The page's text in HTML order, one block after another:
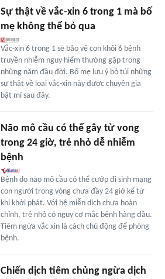
Sự thật về vắc-xin 6 trong 1 mà bố
mẹ không thể bỏ qua
Vắc-xin 6 trong 1 sẽ bảo vệ con khỏi 6 bệnh
truyền nhiễm nguy hiểm thường gặp trong
những năm đầu đời. Bố mẹ lưu ý bỏ túi những
sự thật về loại vắc-xin này được chuyên gia
bật mí sau đây.
Não mô cầu có thể gây tử vong
trong 24 giờ, trẻ nhỏ dễ nhiễm
bệnh
Bệnh do não mô cầu có thể cướp đi sinh mạng
con người trong vòng chưa đầy 24 giờ kể từ
khi khởi phát. Với hệ miễn dịch chưa hoàn
chỉnh, trẻ nhỏ có nguy cơ mắc bệnh hàng đầu.
Tiêm ngừa vắc xin là cách chủ động để phòng
bệnh.
Chiến dịch tiêm chủng ngừa dịch